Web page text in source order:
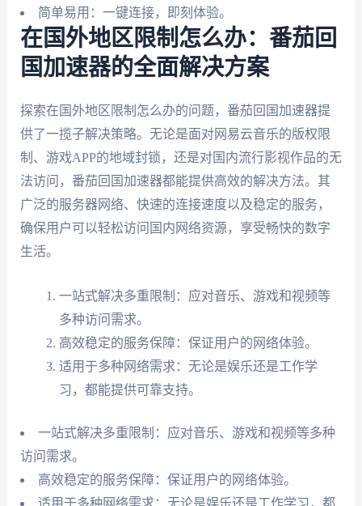
简单易用：一键连接，即刻体验。
在国外地区限制怎么办：番茄回
国加速器的全面解决方案
探索在国外地区限制怎么办的问题，番茄回国加速器提
供了一揽子解决策略。无论是面对网易云音乐的版权限
制、游戏APP的地域封锁，还是对国内流行影视作品的无
法访问，番茄回国加速器都能提供高效的解决方法。其
广泛的服务器网络、快速的连接速度以及稳定的服务，
确保用户可以轻松访问国内网络资源，享受畅快的数字
生活。
一站式解决多重限制：应对音乐、游戏和视频等
多种访问需求。
高效稳定的服务保障：保证用户的网络体验。
适用于多种网络需求：无论是娱乐还是工作学
习，都能提供可靠支持。
一站式解决多重限制：应对音乐、游戏和视频等多种
访问需求。
高效稳定的服务保障：保证用户的网络体验。
适用于多种网络需求：无论是娱乐还是工作学习，都